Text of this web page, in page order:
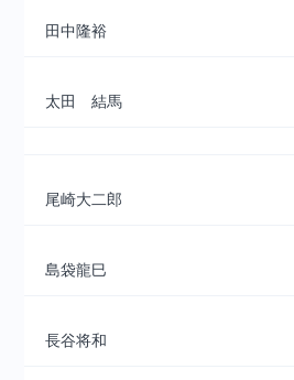
田中隆裕
太田 結馬
尾崎大二郎
島袋龍巳
長谷将和